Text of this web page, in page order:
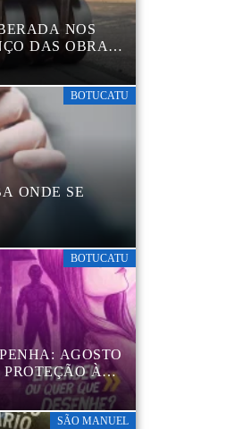
NOS
DAS OBRAS
BOTUCATU
ONDE SE
BOTUCATU
AGOSTO
ÀS
SÃO MANUEL